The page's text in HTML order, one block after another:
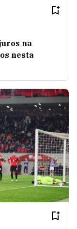
na
nesta